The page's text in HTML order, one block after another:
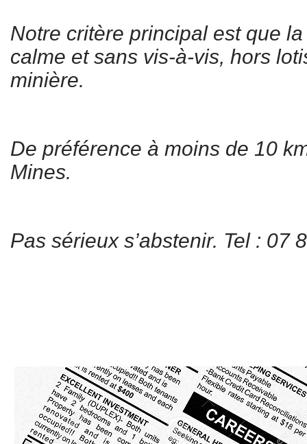
Notre critère principal est que
calme et sans vis-à-vis, hors
minière.
De préférence à moins de 10
Mines.
Pas sérieux s’abstenir. Tel : 07